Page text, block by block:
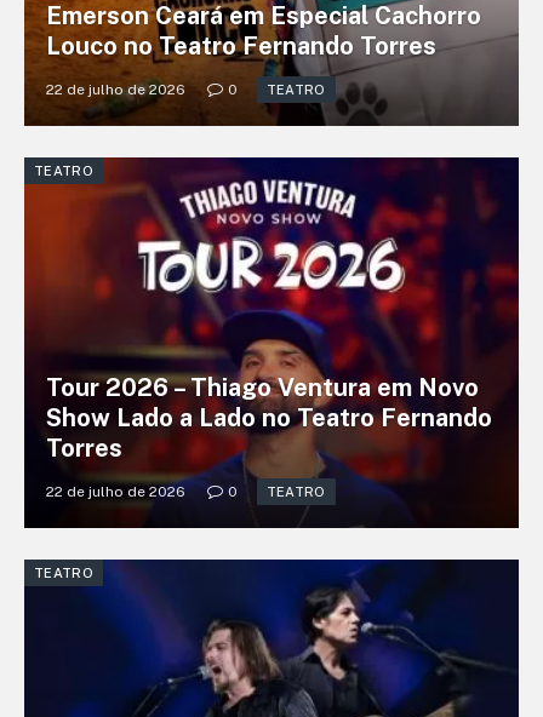
Emerson Ceará em Especial Cachorro
Louco no Teatro Fernando Torres
22 de julho de 2026 0 TEATRO
TEATRO
Tour 2026 – Thiago Ventura em Novo
Show Lado a Lado no Teatro Fernando
Torres
22 de julho de 2026 0 TEATRO
TEATRO